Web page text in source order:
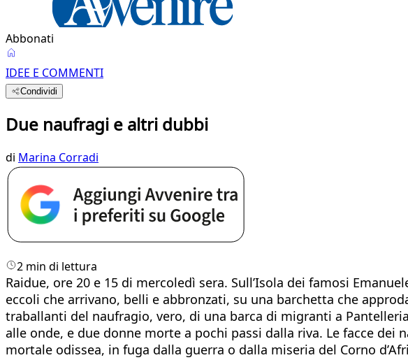
Abbonati
IDEE E COMMENTI
Condividi
Due naufragi e altri dubbi
di Marina Corradi
2 min di lettura
Raidue, ore 20 e 15 di mercoledì sera. Sull’Isola dei famosi
eccoli che arrivano, belli e abbronzati, su una barchetta che
traballanti del naufragio, vero, di una barca di migranti a
alle onde, e due donne morte a pochi passi dalla riva. Le facce
mortale odissea, in fuga dalla guerra o dalla miseria del Corno